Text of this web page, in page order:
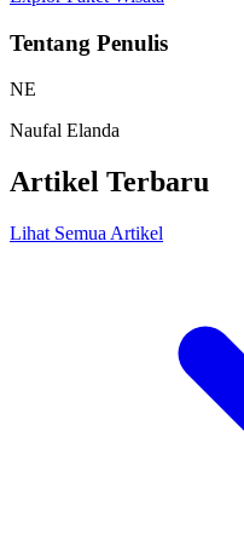
Tentang Penulis
NE
Naufal Elanda
Artikel Terbaru
Lihat Semua Artikel